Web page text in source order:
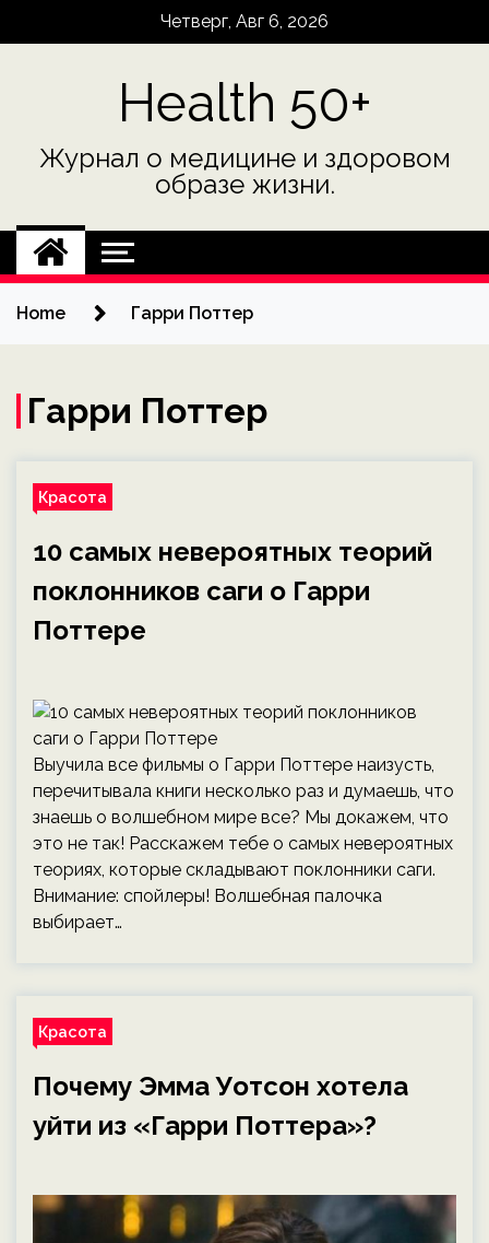
Четверг, Авг 6, 2026
Health 50+
Журнал о медицине и здоровом
образе жизни.
Home Гарри Поттер
Гарри Поттер
Красота
10 самых невероятных теорий
поклонников саги о Гарри
Поттере
Выучила все фильмы о Гарри Поттере наизусть,
перечитывала книги несколько раз и думаешь, что
знаешь о волшебном мире все? Мы докажем, что
это не так! Расскажем тебе о самых невероятных
теориях, которые складывают поклонники саги.
Внимание: спойлеры! Волшебная палочка
выбирает…
Красота
Почему Эмма Уотсон хотела
уйти из «Гарри Поттера»?